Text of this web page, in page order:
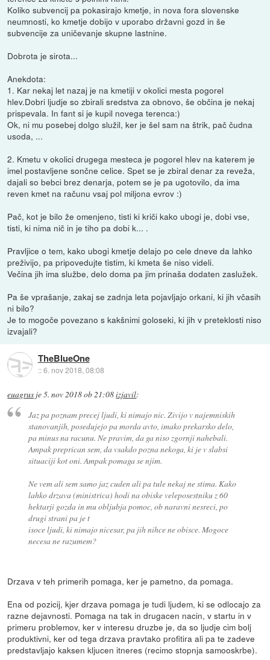
Koliko subvencij pa pokasirajo kmetje, in nova fora slovenske
neumnosti, ko kmetje dobijo v uporabo državni gozd in še
subvencije za uničevanje skupne lastnine.
Dobrota je sirota...
Anekdota:
1. Kar nekaj let nazaj je na kmetiji v okolici mesta pogorel
hlev.Dobri ljudje so zbirali sredstva za obnovo, še občina je nekaj
prispevala. In fant si je kupil novega terenca:)
Ok, ni mu posebej dolgo služil, ker je šel sam na štrik, pač čudna
usoda, ...
2. Kmetu v okolici drugega mesteca je pogorel hlev na katerem je
imel postavljene sončne celice. Spet se je zbiral denar za reveža,
dajali so bebci brez denarja, potem se je pa ugotovilo, da ima
reven kmet na računu vsaj pol miljona evrov :)
Pač, kot je bilo že omenjeno, tisti ki kriči kako ubogi je, dobi vse,
tisti, ki nima nič in je tiho pa dobi k... .
Pravljice o tem, kako ubogi kmetje delajo po cele dneve da lahko
preživijo, pa pripovedujte tistim, ki kmeta še niso videli.
Večina jih ima službe, delo doma pa jim prinaša dodaten zaslužek.
Pa še vprašanje, zakaj se zadnja leta pojavljajo orkani, ki jih včasih
ni bilo?
Je to mogoče povezano s kakšnimi goloseki, ki jih v preteklosti niso
izvajali?
TheBlueOne
::6. nov 2018, 08:08
euagrus je5. nov 2018 ob 21:08izjavil:
Jaz pa poznam precej ljudi, ki nimajo nic. Zivijo v najemniskih
stanovanjih, posedujejo pa morda avto, imako prekarsko delo,
pa minus na racunu. Ne pravim, da ga niso zgornji nahebali.
Ampak preprican sem, da vsakdo pozna nekoga, ki je v slabsi
situaciji kot oni. Ampak pomaga se njim.
Ne vem ali sem samo jaz cuden ali pa tule nekaj ne stima. Kako
lahko drzava (ministrica) hodi na obiske veleposestniku z 60
hektarji gozda in mu obljubja pomoc, ob naravni nesreci, po
drugi strani pa je t
isoce ljudi, ki nimajo nicesar, pa jih nihce ne obisce. Mogoce
necesa ne razumem?
Drzava v teh primerih pomaga, ker je pametno, da pomaga.
Ena od pozicij, kjer drzava pomaga je tudi ljudem, ki se odlocajo za
razne dejavnosti. Pomaga na tak in drugacen nacin, v startu in v
primeru problemov, ker v interesu druzbe je, da so ljudje cim bolj
produktivni, ker od tega drzava pravtako profitira ali pa te zadeve
predstavljajo kaksen kljucen itneres (recimo stopnja samooskrbe).